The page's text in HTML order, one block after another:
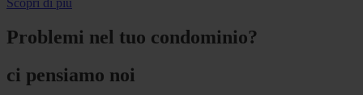
Scopri di più
Problemi nel tuo condominio?
ci pensiamo noi